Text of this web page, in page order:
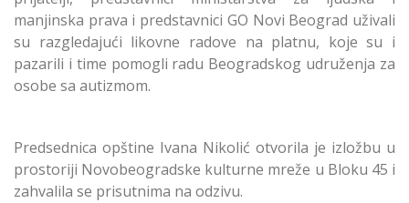
manjinska prava i predstavnici GO Novi Beograd uživali
su razgledajući likovne radove na platnu, koje su i
pazarili i time pomogli radu Beogradskog udruženja za
osobe sa autizmom.
Predsednica opštine Ivana Nikolić otvorila je izložbu u
prostoriji Novobeogradske kulturne mreže u Bloku 45 i
zahvalila se prisutnima na odzivu.